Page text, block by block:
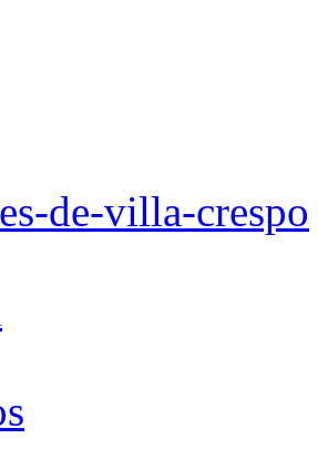
de-villa-crespo